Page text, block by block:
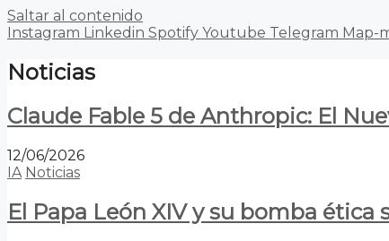
Saltar al contenido
Instagram Linkedin Spotify Youtube Telegram Map-
Noticias
Claude Fable 5 de Anthropic: El
12/06/2026
IA Noticias
El Papa León XIV y su bomba